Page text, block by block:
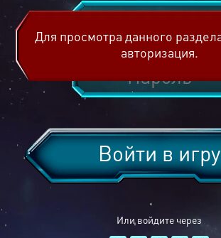
Или войдите через
Войти в игру
Для просмотра данного
авторизация.